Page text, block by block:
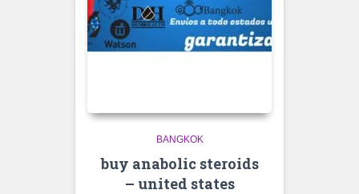
BANGKOK
buy anabolic steroids
– united states